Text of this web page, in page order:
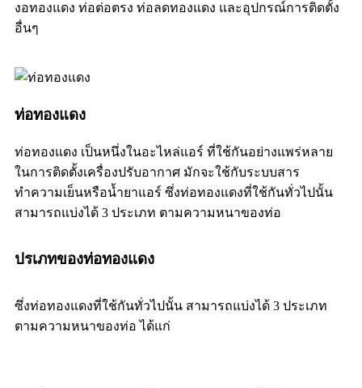
งอทองแดง ท่อต่อตรง ท่อลดทองแดง และอุปกรณ์การติดตั้ง
อื่นๆ
ท่อทองแดง
ท่อทองแดง เป็นหนึ่งในอะไหล่แอร์ ที่ใช้กันอย่างแพร่หลาย
ในการติดตั้งเครื่องปรับอากาศ มักจะใช้กับระบบสาร
ทำความเย็นหรือน้ำยาแอร์ ซึ่งท่อทองแดงที่ใช้กันทั่วไปนั้น
สามารถแบ่งได้ 3 ประเภท ตามความหนาของท่อ
ปรเภทของท่อทองแดง
ซึ่งท่อทองแดงที่ใช้กันทั่วไปนั้น สามารถแบ่งได้ 3 ประเภท
ตามความหนาของท่อ ได้แก่